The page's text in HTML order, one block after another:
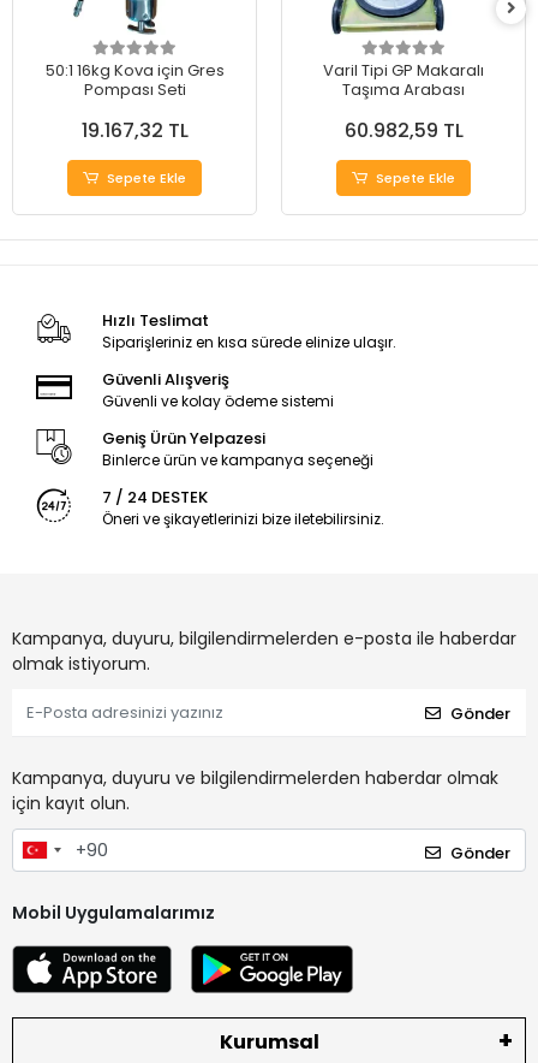
50:1 16kg Kova için Gres
Pompası Seti
19.167,32 TL
Sepete Ekle
Varil Tipi GP Makaralı
Taşıma Arabası
60.982,59 TL
Sepete Ekle
Hızlı Teslimat
Siparişleriniz en kısa sürede elinize ulaşır.
Güvenli Alışveriş
Güvenli ve kolay ödeme sistemi
Geniş Ürün Yelpazesi
Binlerce ürün ve kampanya seçeneği
7 / 24 DESTEK
Öneri ve şikayetlerinizi bize iletebilirsiniz.
Kampanya, duyuru, bilgilendirmelerden e-posta ile haberdar
olmak istiyorum.
Gönder
Kampanya, duyuru ve bilgilendirmelerden haberdar olmak
için kayıt olun.
Gönder
Mobil Uygulamalarımız
Kurumsal